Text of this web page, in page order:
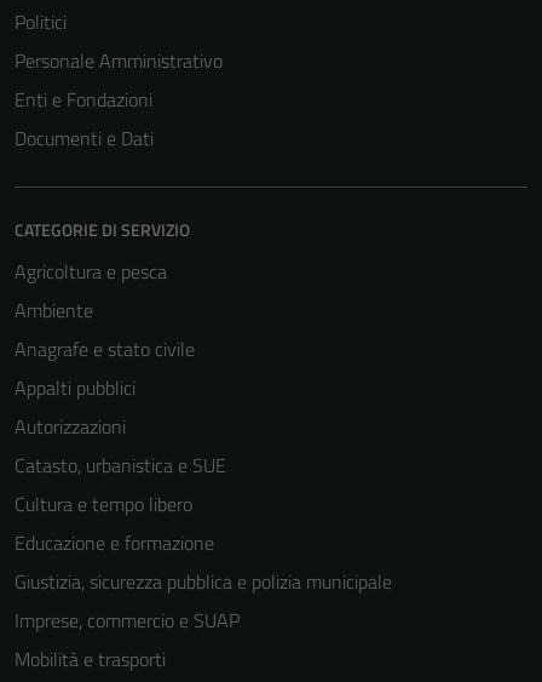
Politici
Personale Amministrativo
Enti e Fondazioni
Documenti e Dati
CATEGORIE DI SERVIZIO
Agricoltura e pesca
Ambiente
Anagrafe e stato civile
Appalti pubblici
Autorizzazioni
Catasto, urbanistica e SUE
Cultura e tempo libero
Educazione e formazione
Giustizia, sicurezza pubblica e polizia municipale
Imprese, commercio e SUAP
Mobilità e trasporti
disabilitati.
Questi cookie